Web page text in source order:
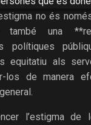
no és
també una
polítiques
equitatiu als
los de manera
l’estigma de